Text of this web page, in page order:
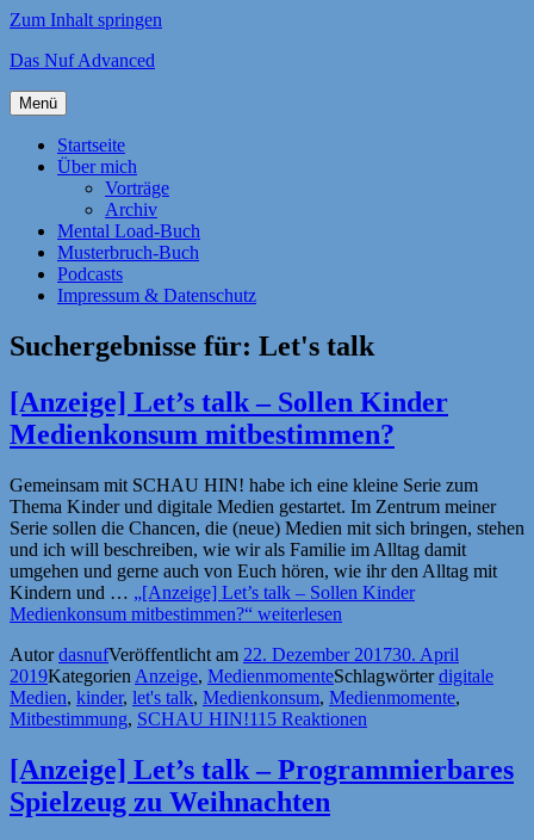
Zum Inhalt springen
Das Nuf Advanced
Menü
Startseite
Über mich
Vorträge
Archiv
Mental Load-Buch
Musterbruch-Buch
Podcasts
Impressum & Datenschutz
Suchergebnisse für: Let's talk
[Anzeige] Let’s talk – Sollen Kinder
Medienkonsum mitbestimmen?
Gemeinsam mit SCHAU HIN! habe ich eine kleine Serie zum
Thema Kinder und digitale Medien gestartet. Im Zentrum meiner
Serie sollen die Chancen, die (neue) Medien mit sich bringen, stehen
und ich will beschreiben, wie wir als Familie im Alltag damit
umgehen und gerne auch von Euch hören, wie ihr den Alltag mit
Kindern und … „[Anzeige] Let’s talk – Sollen Kinder
Medienkonsum mitbestimmen?“ weiterlesen
AutordasnufVeröffentlicht am 22. Dezember 201730. April
2019Kategorien Anzeige, MedienmomenteSchlagwörterdigitale
Medien, kinder, let's talk, Medienkonsum, Medienmomente,
Mitbestimmung, SCHAU HIN!115 Reaktionen
[Anzeige] Let’s talk – Programmierbares
Spielzeug zu Weihnachten